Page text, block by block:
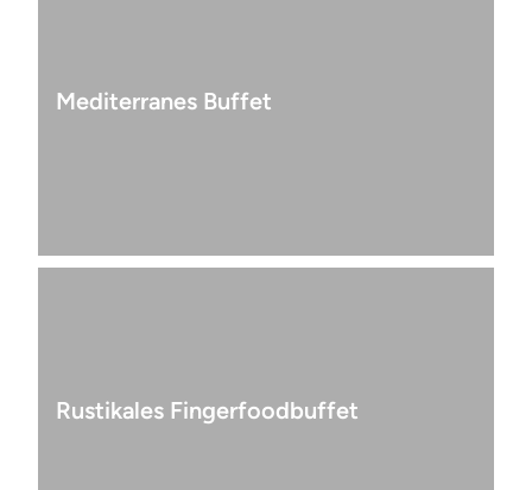
Mediterranes Buffet
Rustikales Fingerfoodbuffet